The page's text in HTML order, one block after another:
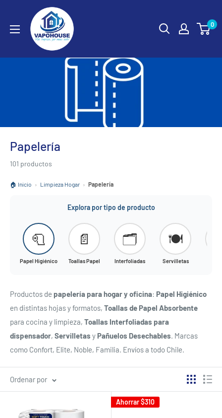
directamente
vapohouse
0
Papelería
101 productos
🏠 Inicio › Limpieza Hogar › Papelería
Explora por tipo de producto
🧻
Papel Higiénico
📄
Toallas Papel
🗂️
Interfoliadas
🍽️
Servilletas
Productos de papelería para hogar y oficina: Papel Higiénico
en distintas hojas y formatos, Toallas de Papel Absorbente
para cocina y limpieza, Toallas Interfoliadas para
dispensador, Servilletas yPañuelos Desechables. Marcas
como Confort, Elite, Noble, Familia. Envíos a todo Chile.
Ordenar por
Ahorrar$310